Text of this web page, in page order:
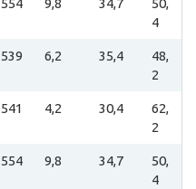
554 9,8 34,7
50,
4
539 6,2 35,4
48,
2
541 4,2 30,4
62,
2
554 9,8 34,7
50,
4